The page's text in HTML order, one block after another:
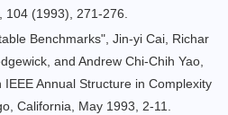
104 (1993), 271-276.
Benchmarks", Jin-yi Cai, Richar
and Andrew Chi-Chih Yao,
IEEE Annual Structure in Complexity
California, May 1993, 2-11.